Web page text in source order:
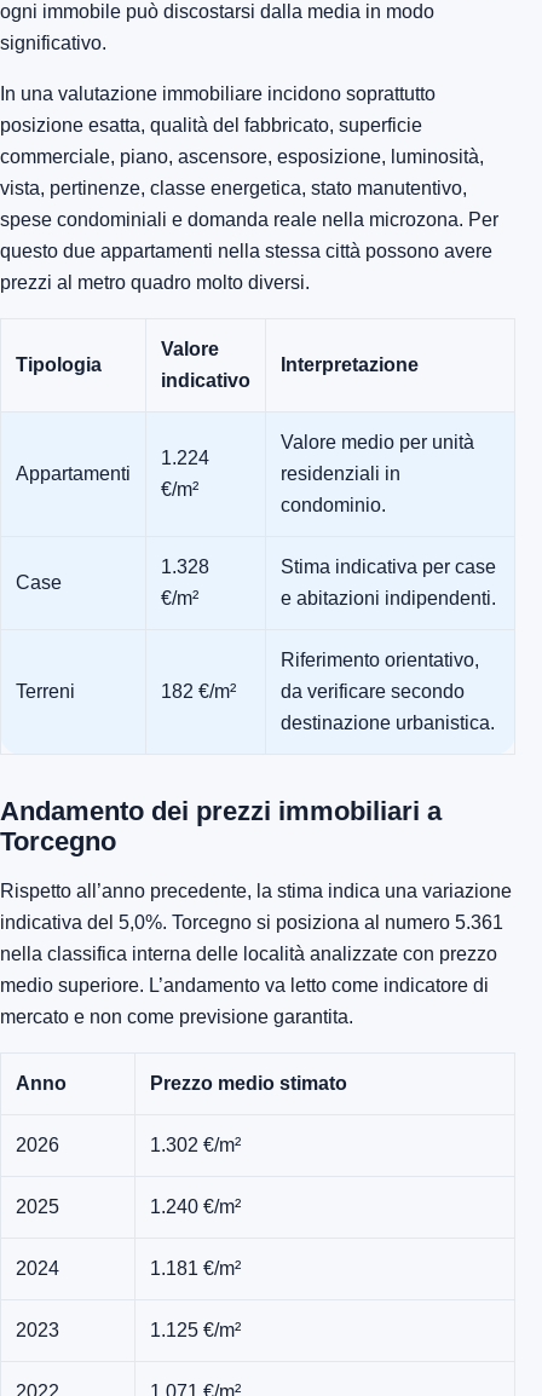
ogni immobile può discostarsi dalla media in modo
significativo.
In una valutazione immobiliare incidono soprattutto
posizione esatta, qualità del fabbricato, superficie
commerciale, piano, ascensore, esposizione, luminosità,
vista, pertinenze, classe energetica, stato manutentivo,
spese condominiali e domanda reale nella microzona. Per
questo due appartamenti nella stessa città possono avere
prezzi al metro quadro molto diversi.
Tipologia
Valore
indicativo
Interpretazione
Appartamenti
1.224
€/m²
Valore medio per unità
residenziali in
condominio.
Case
1.328
€/m²
Stima indicativa per case
e abitazioni indipendenti.
Terreni 182 €/m²
Riferimento orientativo,
da verificare secondo
destinazione urbanistica.
Andamento dei prezzi immobiliari a
Torcegno
Rispetto all’anno precedente, la stima indica una variazione
indicativa del 5,0%. Torcegno si posiziona al numero 5.361
nella classifica interna delle località analizzate con prezzo
medio superiore. L’andamento va letto come indicatore di
mercato e non come previsione garantita.
Anno Prezzo medio stimato
2026 1.302 €/m²
2025 1.240 €/m²
2024 1.181 €/m²
2023 1.125 €/m²